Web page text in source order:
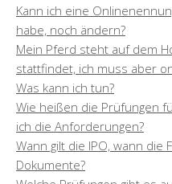
Kann ich eine
habe, noch ändern?
Mein Pferd steht auf dem
stattfindet, ich muss aber
Was kann ich tun?
Wie heißen die Prüfungen
ich die Anforderungen?
Wann gilt die IPO, wann die
Dokumente?